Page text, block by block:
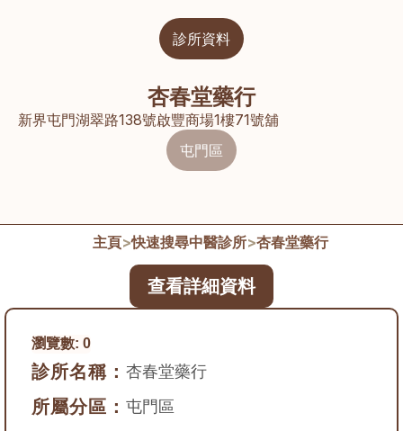
診所資料
杏春堂藥行
新界屯門湖翠路138號啟豐商場1樓71號舖
屯門區
查看詳細資料
瀏覽數: 0
診所名稱： 杏春堂藥行
所屬分區： 屯門區
主頁>快速搜尋中醫診所>杏春堂藥行